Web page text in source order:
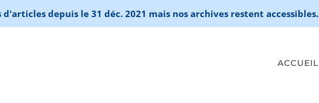
depuis le 31 déc. 2021 mais nos archives restent accessibles.
ACCUEIL